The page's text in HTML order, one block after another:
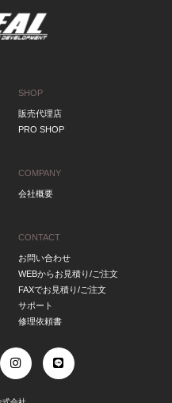
SHOP
販売代理店
PRO SHOP
COMPANY
会社概要
CONTACT
お問い合わせ
WEBからお見積り/ご注文
FAXでお見積り/ご注文
サポート
修理依頼書